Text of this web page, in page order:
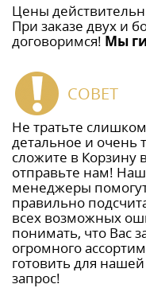
Цены
При заказе двух и
договоримся! Мы
СОВЕТ
Не тратьте
детальное и очень
сложите в Корзину
отправьте нам!
менеджеры
правильно
всех возможных
понимать, что Вас
огромного
готовить для
запрос!